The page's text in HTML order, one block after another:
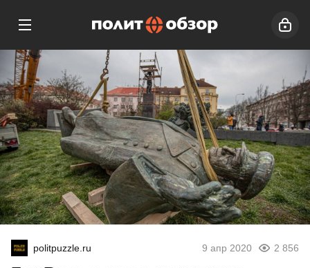
politpuzzle.ru 9 апр 2020 2 856